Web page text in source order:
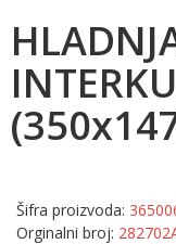
Šifra proizvoda:
Orginalni broj: